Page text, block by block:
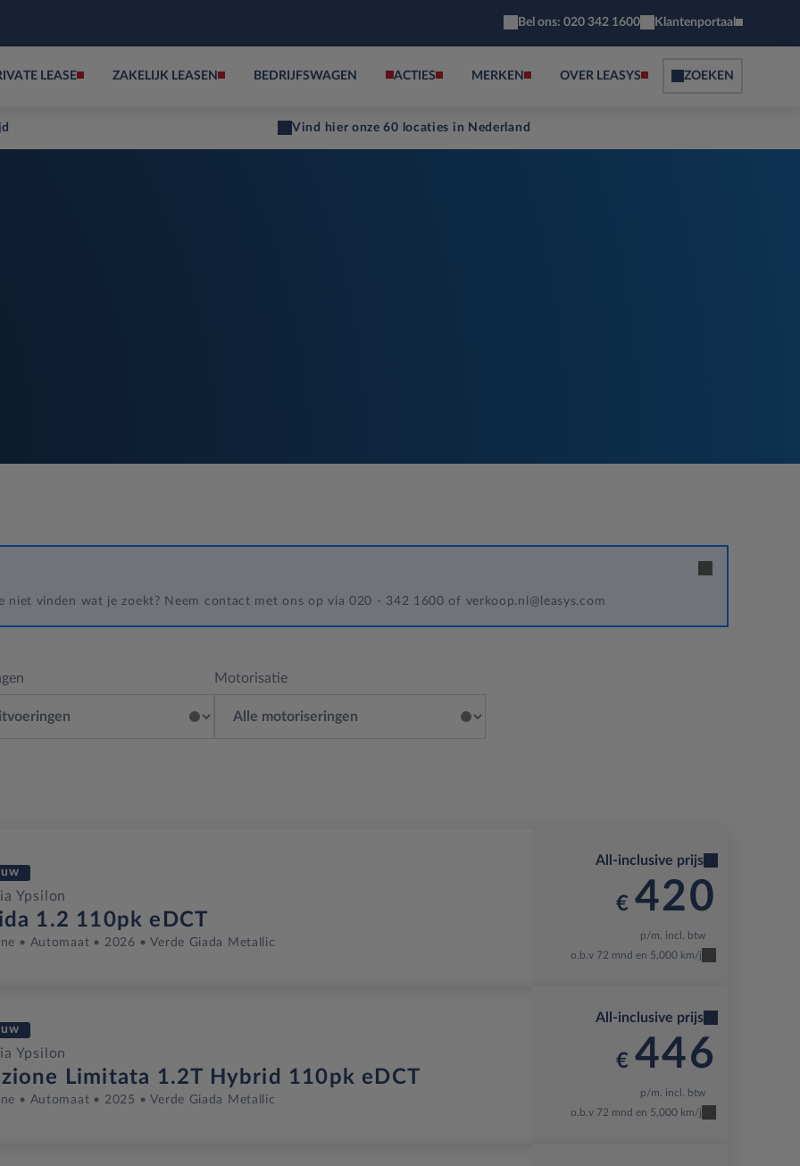
Bel ons: 020 342 1600 Klantenportaal
LEASE ZAKELIJK LEASEN BEDRIJFSWAGEN ACTIES MERKEN OVER LEASYS ZOEKEN
Vind hier onze 60 locaties in Nederland
niet vinden wat je zoekt? Neem contact met ons op via 020 - 342 1600 of verkoop.nl@leasys.com
Motorisatie
Ypsilon
1.2 110pk eDCT
Automaat 2026 Verde Giada Metallic
All-inclusive prijs
€ 420
p/m. incl. btw
o.b.v 72 mnd en 5,000 km/j
Ypsilon
Limitata 1.2T Hybrid 110pk eDCT
Automaat 2025 Verde Giada Metallic
All-inclusive prijs
€ 446
p/m. incl. btw
o.b.v 72 mnd en 5,000 km/j